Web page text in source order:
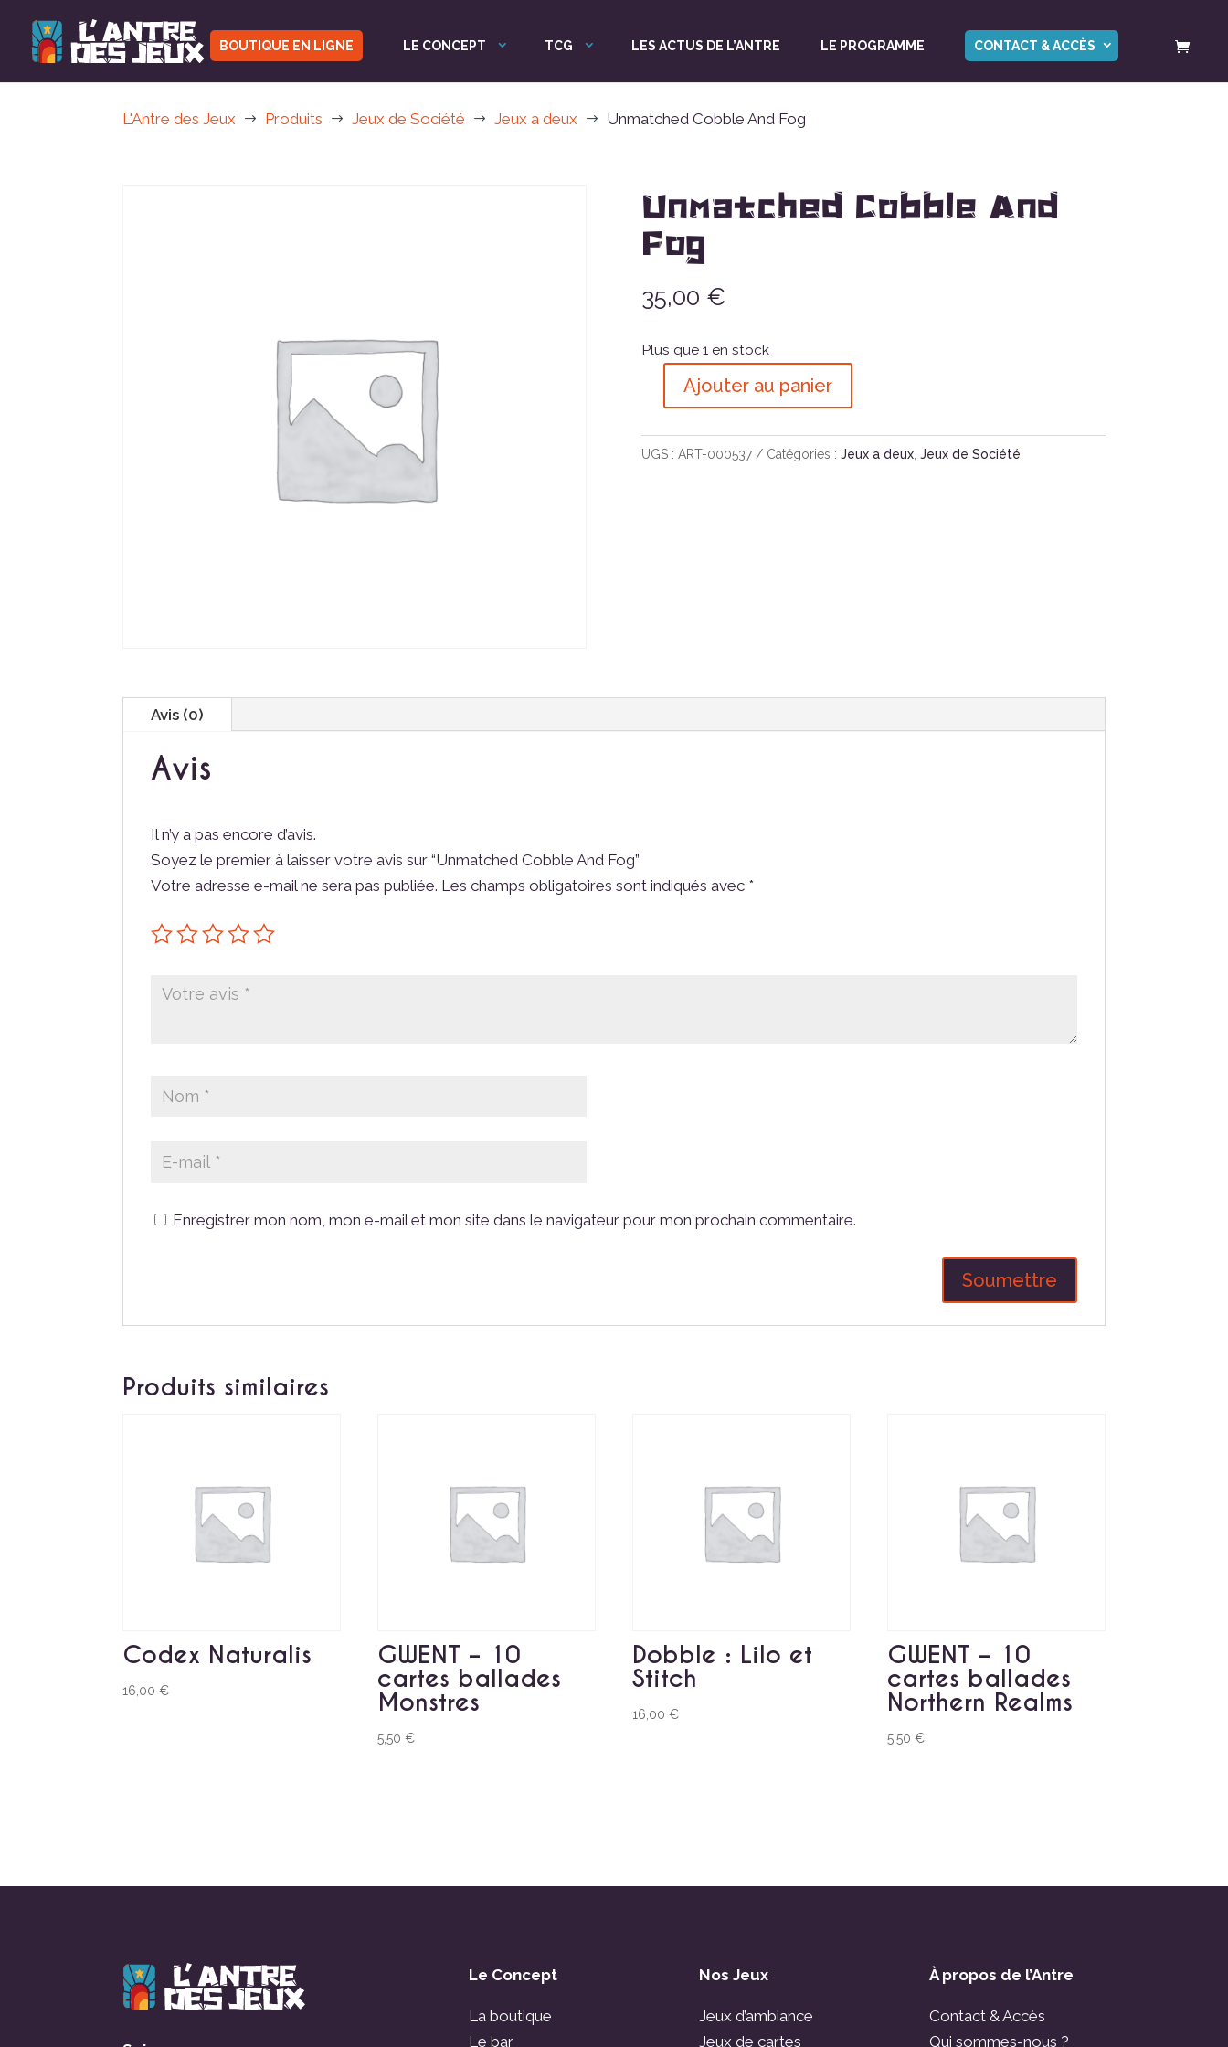
BOUTIQUE EN LIGNE LE CONCEPT TCG LES ACTUS DE L’ANTRE LE PROGRAMME CONTACT & ACCÈS
L'Antre des Jeux $ Produits $ Jeux de Société $ Jeux a deux $ Unmatched Cobble And Fog
Unmatched Cobble And
Fog
35,00 €
Plus que 1 en stock
quantité
Unmatched
Ajouter au panier
UGS : ART-000537 Catégories : Jeux a deux, Jeux de Société
Avis (0)
Avis
Il n’y a pas encore d’avis.
Soyez le premier à laisser votre avis sur “Unmatched Cobble And Fog”
Votre adresse e-mail ne sera pas publiée. Les champs obligatoires sont indiqués avec *
Enregistrer mon nom, mon e-mail et mon site dans le navigateur pour mon prochain commentaire.
Produits similaires
Codex Naturalis
16,00€
GWENT – 10
cartes ballades
Monstres
5,50€
Dobble : Lilo et
Stitch
16,00€
GWENT – 10
cartes ballades
Northern Realms
5,50€
Le Concept
La boutique
Le bar
Nos Jeux
Jeux d’ambiance
Jeux de cartes
À propos de l’Antre
Contact & Accès
Qui sommes-nous ?